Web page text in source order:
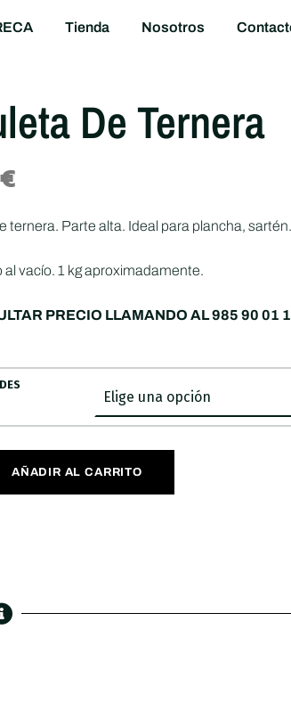
Tienda Nosotros
De Ternera
€
ternera. Parte alta. Ideal para plancha, sartén.
al vacío. 1 kg aproximadamente.
PRECIO LLAMANDO AL 985 90 01
AÑADIR AL CARRITO